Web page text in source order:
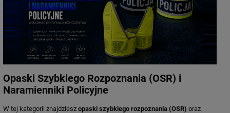
Opaski Szybkiego Rozpoznania (OSR) i
Naramienniki Policyjne
W tej kategorii znajdziesz opaski szybkiego rozpoznania (OSR) oraz